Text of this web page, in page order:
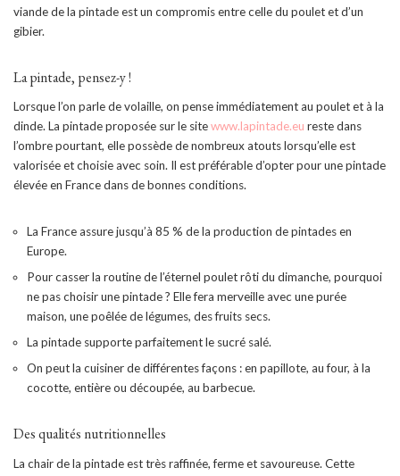
viande de la pintade est un compromis entre celle du poulet et d’un
gibier.
La pintade, pensez-y !
Lorsque l’on parle de volaille, on pense immédiatement au poulet et à la
dinde. La pintade proposée sur le sitewww.lapintade.eu reste dans
l’ombre pourtant, elle possède de nombreux atouts lorsqu’elle est
valorisée et choisie avec soin. Il est préférable d’opter pour une pintade
élevée en France dans de bonnes conditions.
La France assure jusqu’à 85 % de la production de pintades en
Europe.
Pour casser la routine de l’éternel poulet rôti du dimanche, pourquoi
ne pas choisir une pintade ? Elle fera merveille avec une purée
maison, une poêlée de légumes, des fruits secs.
La pintade supporte parfaitement le sucré salé.
On peut la cuisiner de différentes façons : en papillote, au four, à la
cocotte, entière ou découpée, au barbecue.
Des qualités nutritionnelles
La chair de la pintade est très raffinée, ferme et savoureuse. Cette